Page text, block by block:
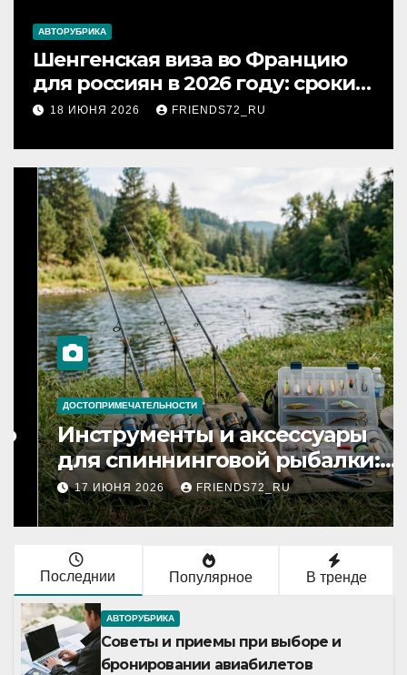
АВТОРУБРИКА
Шенгенская виза во Францию
для россиян в 2026 году: сроки
от 3 дней и список
18 ИЮНЯ 2026 FRIENDS72_RU
ДОСТОПРИМЕЧАТЕЛЬНОСТИ
Инструменты и аксессуары
для спиннинговой рыбалки:
назначение и типы
17 ИЮНЯ 2026 FRIENDS72_RU
Последнии Популярное В тренде
АВТОРУБРИКА
Советы и приемы при выборе и
бронировании авиабилетов